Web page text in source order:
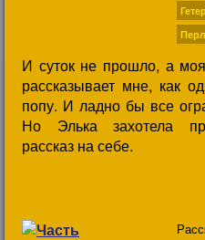
И суток не прошло, а
рассказывает мне, как
попу. И ладно бы все
Но Элька захотела
рассказ на себе.